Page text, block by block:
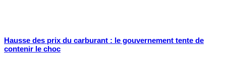
Hausse des prix du carburant : le gouvernement tente de
contenir le choc